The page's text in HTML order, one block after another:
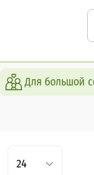
Для большой
24